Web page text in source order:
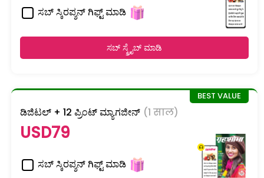
ಸಬ್ ಸ್ಕಿರಪ್ಶನ್ ಗಿಫ್ಟ್ ಮಾಡಿ
ಸಬ್ ಸ್ಕ್ರೈಬ್ ಮಾಡಿ
ಡಿಜಿಟಲ್ + 12 ಪ್ರಿಂಟ್ ಮ್ಯಾಗಜೀನ್ (1 साल)
USD79
ಸಬ್ ಸ್ಕಿರಪ್ಶನ್ ಗಿಫ್ಟ್ ಮಾಡಿ